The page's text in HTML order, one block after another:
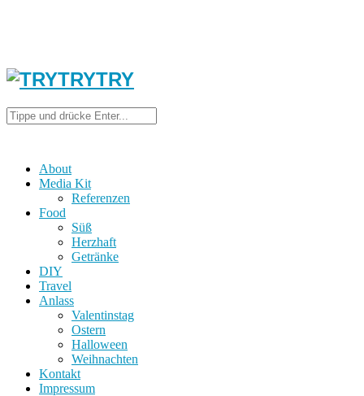
About
Media Kit
Referenzen
Food
Süß
Herzhaft
Getränke
DIY
Travel
Anlass
Valentinstag
Ostern
Halloween
Weihnachten
Kontakt
Impressum